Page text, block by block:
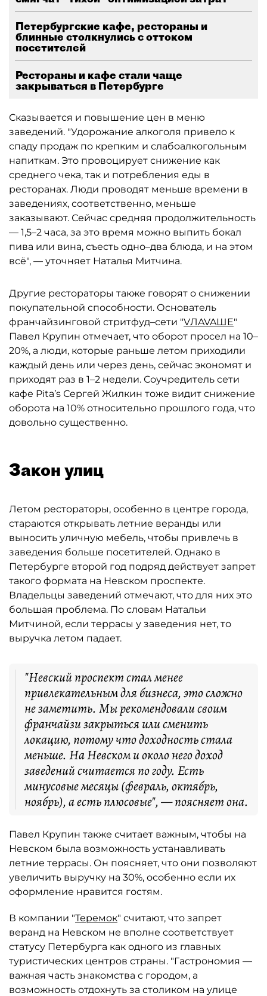
Петербургские кафе, рестораны и
блинные столкнулись с оттоком
посетителей
Рестораны и кафе стали чаще
закрываться в Петербурге
Сказывается и повышение цен в меню
заведений. "Удорожание алкоголя привело к
спаду продаж по крепким и слабоалкогольным
напиткам. Это провоцирует снижение как
среднего чека, так и потребления еды в
ресторанах. Люди проводят меньше времени в
заведениях, соответственно, меньше
заказывают. Сейчас средняя продолжительность
— 1,5–2 часа, за это время можно выпить бокал
пива или вина, съесть одно–два блюда, и на этом
всё", — уточняет Наталья Митчина.
Другие рестораторы также говорят о снижении
покупательной способности. Основатель
франчайзинговой стритфуд–сети "VЛAVAШЕ"
Павел Крупин отмечает, что оборот просел на 10–
20%, а люди, которые раньше летом приходили
каждый день или через день, сейчас экономят и
приходят раз в 1–2 недели. Соучредитель сети
кафе Pita’s Сергей Жилкин тоже видит снижение
оборота на 10% относительно прошлого года, что
довольно существенно.
Закон улиц
Летом рестораторы, особенно в центре города,
стараются открывать летние веранды или
выносить уличную мебель, чтобы привлечь в
заведения больше посетителей. Однако в
Петербурге второй год подряд действует запрет
такого формата на Невском проспекте.
Владельцы заведений отмечают, что для них это
большая проблема. По словам Натальи
Митчиной, если террасы у заведения нет, то
выручка летом падает.
"Невский проспект стал менее
привлекательным для бизнеса, это сложно
не заметить. Мы рекомендовали своим
франчайзи закрыться или сменить
локацию, потому что доходность стала
меньше. На Невском и около него доход
заведений считается по году. Есть
минусовые месяцы (февраль, октябрь,
ноябрь), а есть плюсовые", — поясняет она.
Павел Крупин также считает важным, чтобы на
Невском была возможность устанавливать
летние террасы. Он поясняет, что они позволяют
увеличить выручку на 30%, особенно если их
оформление нравится гостям.
В компании "Теремок" считают, что запрет
веранд на Невском не вполне соответствует
статусу Петербурга как одного из главных
туристических центров страны. "Гастрономия —
важная часть знакомства с городом, а
возможность отдохнуть за столиком на улице